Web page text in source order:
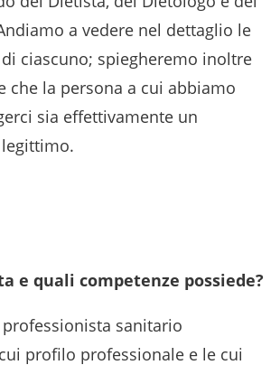
a vedere nel dettaglio le
ciascuno; spiegheremo inoltre
che la persona a cui abbiamo
sia effettivamente un
e quali competenze possiede?
sanitario
profilo professionale e le cui